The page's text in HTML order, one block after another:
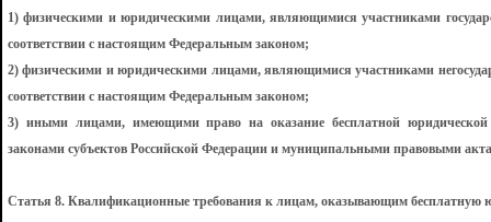
1) физическими и юридическими лицами, являющимися участниками
соответствии с настоящим Федеральным законом;
2) физическими и юридическими лицами, являющимися участниками
соответствии с настоящим Федеральным законом;
3) иными лицами, имеющими право на оказание бесплатной
законами субъектов Российской Федерации и муниципальными правовыми
Статья 8. Квалификационные требования к лицам, оказывающим бесплатную